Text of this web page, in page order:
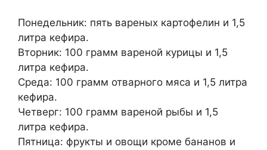
Понедельник: пять вареных картофелин и 1,5
литра кефира.
Вторник: 100 грамм вареной курицы и 1,5
литра кефира.
Среда: 100 грамм отварного мяса и 1,5 литра
кефира.
Четверг: 100 грамм вареной рыбы и 1,5
литра кефира.
Пятница: фрукты и овощи кроме бананов и